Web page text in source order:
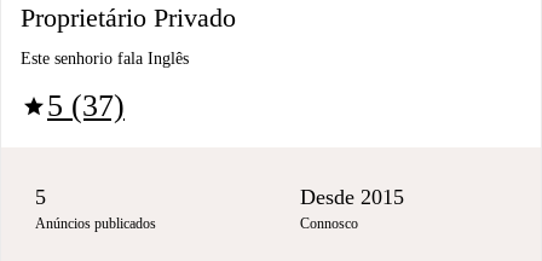
Proprietário Privado
Este senhorio fala Inglês
star5 (37)
5
Anúncios publicados
Desde 2015
Connosco